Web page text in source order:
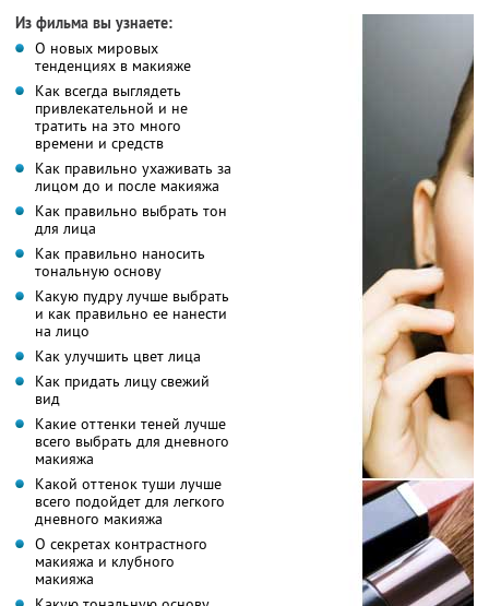
Из фильма вы узнаете:
О новых мировых
тенденциях в макияже
Как всегда выглядеть
привлекательной и не
тратить на это много
времени и средств
Как правильно ухаживать за
лицом до и после макияжа
Как правильно выбрать тон
для лица
Как правильно наносить
тональную основу
Какую пудру лучше выбрать
и как правильно ее нанести
на лицо
Как улучшить цвет лица
Как придать лицу свежий
вид
Какие оттенки теней лучше
всего выбрать для дневного
макияжа
Какой оттенок туши лучше
всего подойдет для легкого
дневного макияжа
О секретах контрастного
макияжа и клубного
макияжа